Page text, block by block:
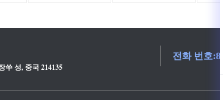
성, 중국 214135
전화 번호: